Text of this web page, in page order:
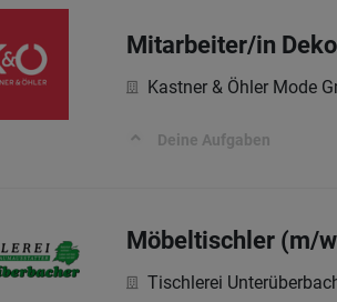
Mitarbeiter/in
Kastner & Öhler Mode
Deine Aufgaben
Möbeltischler (m/
Tischlerei